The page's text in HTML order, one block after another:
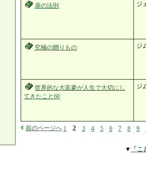
扉の法則 ジ
究極の贈りもの ジ
世界的な大富豪が人生で大切にし
てきたこと60
ジ
前のページへ 1 2 3 4 5 6 7 8 9
▼ 「